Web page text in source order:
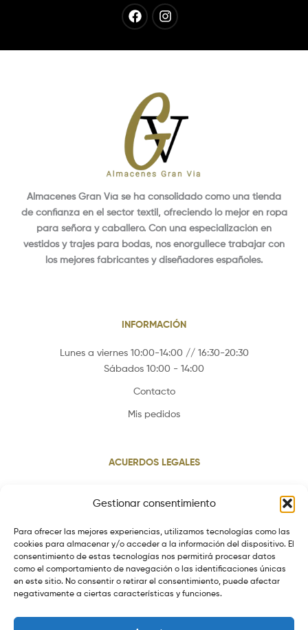
Gestionar consentimiento
Para ofrecer las mejores experiencias, utilizamos tecnologías como las
cookies para almacenar y/o acceder a la información del dispositivo. El
consentimiento de estas tecnologías nos permitirá procesar datos
como el comportamiento de navegación o las identificaciones únicas
en este sitio. No consentir o retirar el consentimiento, puede afectar
negativamente a ciertas características y funciones.
FacebookInstagram
Almacenes Gran Vía se ha consolidado como una tienda
de confianza en el sector textil, ofreciendo lo mejor en ropa
para señora y caballero. Con una especialización en
vestidos y trajes para bodas, nos enorgullece trabajar con
los mejores fabricantes y diseñadores españoles.
INFORMACIÓN
Lunes a viernes 10:00-14:00 // 16:30-20:30
Sábados 10:00 - 14:00
Contacto
Mis pedidos
ACUERDOS LEGALES
Política de privacidad
Política de envios
Política de devoluciones